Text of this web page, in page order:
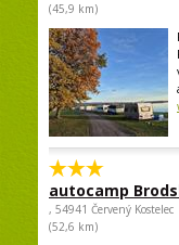
(45,9 km)
autocamp
, 54941 Červený Kostelec
(52,6 km)